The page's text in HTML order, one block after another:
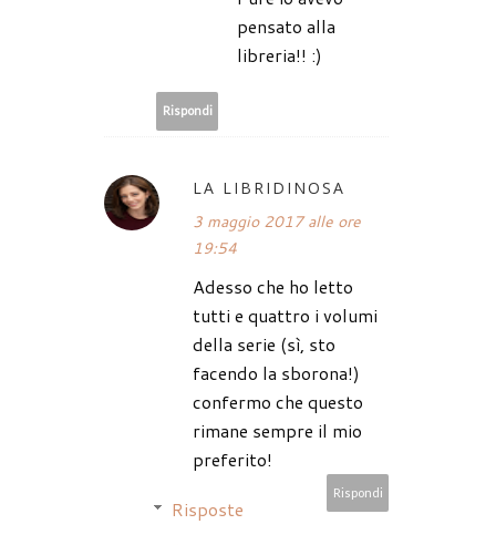
pensato alla
libreria!! :)
Rispondi
LA LIBRIDINOSA
3 maggio 2017 alle ore
19:54
Adesso che ho letto
tutti e quattro i volumi
della serie (sì, sto
facendo la sborona!)
confermo che questo
rimane sempre il mio
preferito!
Rispondi
Risposte